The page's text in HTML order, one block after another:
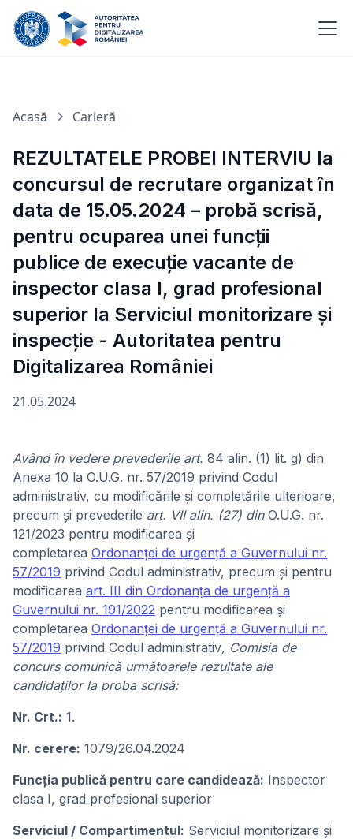
Acasă Carieră
REZULTATELE PROBEI INTERVIU la
concursul de recrutare organizat în
data de 15.05.2024 – probă scrisă,
pentru ocuparea unei funcții
publice de execuție vacante de
inspector clasa I, grad profesional
superior la Serviciul monitorizare și
inspecție - Autoritatea pentru
Digitalizarea României
21.05.2024
Având în vedere prevederile art. 84 alin. (1) lit. g) din
Anexa 10 la O.U.G. nr. 57/2019 privind Codul
administrativ, cu modificările și completările ulterioare,
precum și prevederile art. VII alin. (27) din O.U.G. nr.
121/2023 pentru modificarea şi
completarea Ordonanţei de urgenţă a Guvernului nr.
57/2019 privind Codul administrativ, precum şi pentru
modificarea art. III din Ordonanţa de urgenţă a
Guvernului nr. 191/2022 pentru modificarea şi
completarea Ordonanţei de urgenţă a Guvernului nr.
57/2019 privind Codul administrativ, Comisia de
concurs comunică următoarele rezultate ale
candidaților la proba scrisă:
Nr. Crt.: 1.
Nr. cerere: 1079/26.04.2024
Funcţia publicǎ pentru care candideazǎ: Inspector
clasa I, grad profesional superior
Serviciul / Compartimentul: Serviciul monitorizare și